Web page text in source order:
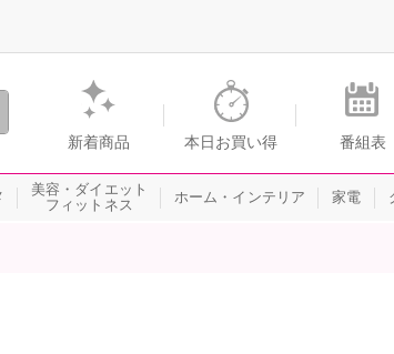
レビショッピングのショップチャンネル
新着商品 本日お買い得 番組表
美容・ダイエット
フィットネス
ホーム・インテリア 家電